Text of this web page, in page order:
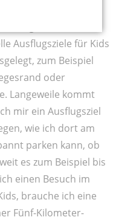
Augenmerk
liegen.
Ausflugsziele für Kids
zum Beispiel
oder
Langeweile kommt
mir ein Ausflugsziel
wie ich dort am
parken kann, ob
es zum Beispiel bis
einen Besuch im
brauche ich eine
Fünf-Kilometer-